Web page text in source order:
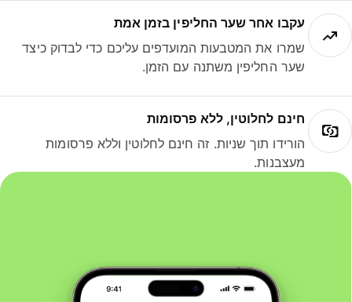
עקבו אחר שער החליפין בזמן אמת
שמרו את המטבעות המועדפים עליכם כדי לבדוק כיצד
שער החליפין משתנה עם הזמן.
חינם לחלוטין, ללא פרסומות
הורידו תוך שניות. זה חינם לחלוטין וללא פרסומות
מעצבנות.